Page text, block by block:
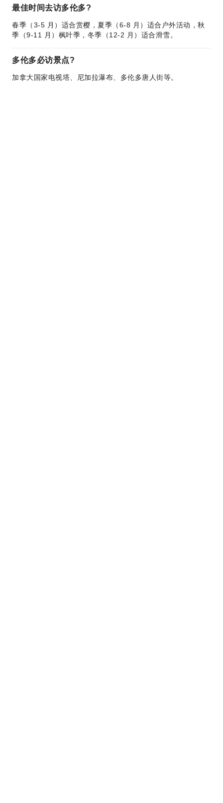
最佳时间去访多伦多?
春季（3-5 月）适合赏樱，夏季（6-8 月）适合户外活动，秋
季（9-11 月）枫叶季，冬季（12-2 月）适合滑雪。
多伦多必访景点?
加拿大国家电视塔、尼加拉瀑布、多伦多唐人街等。